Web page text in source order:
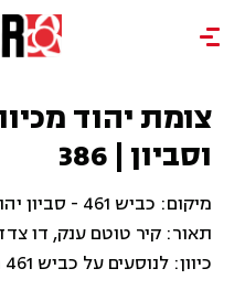
צומת יהוד
וסביון | 386
מיקום: כביש 461 - סביון יהוד
תאור: קיר טוטם ענק, דו
כיוון: לנוסעים על כביש 461 מכיוון סביון, יהוד ותל אביב